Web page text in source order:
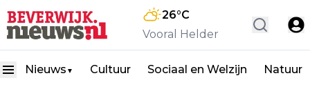
26°C
Vooral Helder
Nieuws ▼ Cultuur Sociaal en Welzijn Natuur